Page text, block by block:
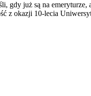
już są na emeryturze,
z okazji 10-lecia